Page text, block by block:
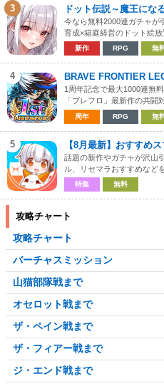
3 ドット伝説～魔王にな
今なら無料2000連ガチャが
育成×箱庭経営のドット絵放
新作 RPG 無
4 BRAVE FRONTIER
1周年記念で最大1000連無
「ブレフロ」最新作の共闘
周年 RPG 無
5 【8月最新】おすすめ
話題の新作やガチャが沢山
ル、リセマラおすすめなど
特集 無料
攻略チャート
攻略チャート
バーチャスミッション
山猫部隊戦まで
オセロット戦まで
ザ・ペイン戦まで
ザ・フィアー戦まで
ジ・エンド戦まで